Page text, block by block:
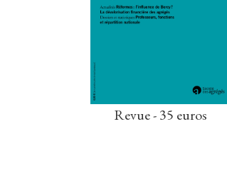
Revue - 35 euros